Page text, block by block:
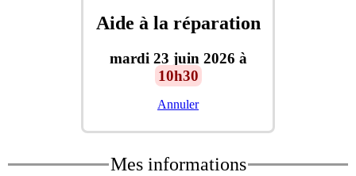
Aide à la réparation
mardi 23 juin 2026 à
10h30
Annuler
Mes informations